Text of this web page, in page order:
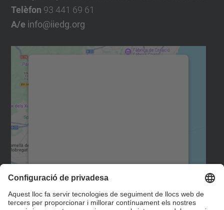
Telèfon 93 441 69 61
A/e info@iiedg.org
Més Informació
Accepta